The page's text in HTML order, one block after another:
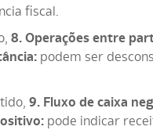
fiscal.
8. Operações entre
podem ser
9. Fluxo de caixa
pode indicar